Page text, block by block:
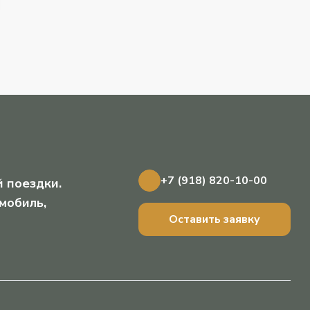
поездки.
+7 (918) 820-10-00
Оставить заявку